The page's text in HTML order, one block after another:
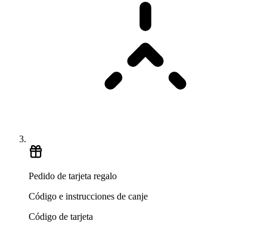
Pedido de tarjeta regalo
Código e instrucciones de canje
Código de tarjeta